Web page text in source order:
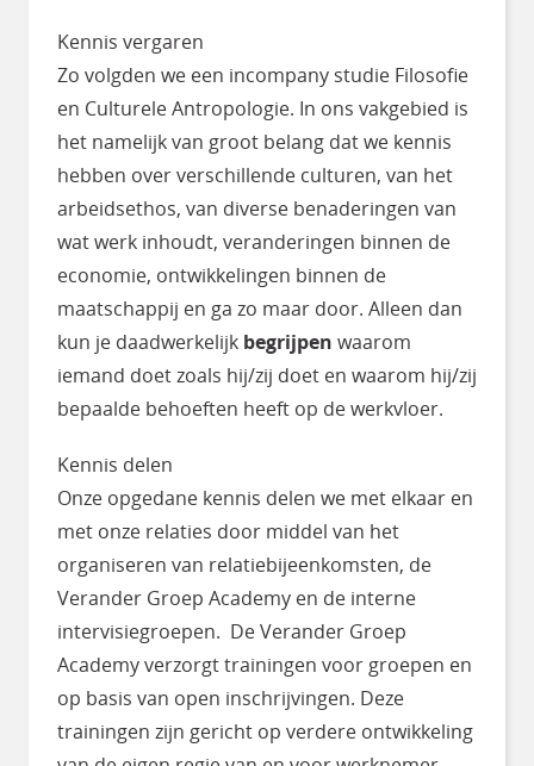
Kennis vergaren
Zo volgden we een incompany studie Filosofie
en Culturele Antropologie. In ons vakgebied is
het namelijk van groot belang dat we kennis
hebben over verschillende culturen, van het
arbeidsethos, van diverse benaderingen van
wat werk inhoudt, veranderingen binnen de
economie, ontwikkelingen binnen de
maatschappij en ga zo maar door. Alleen dan
kun je daadwerkelijk begrijpen waarom
iemand doet zoals hij/zij doet en waarom hij/zij
bepaalde behoeften heeft op de werkvloer.
Kennis delen
Onze opgedane kennis delen we met elkaar en
met onze relaties door middel van het
organiseren van relatiebijeenkomsten, de
Verander Groep Academy en de interne
intervisiegroepen. De Verander Groep
Academy verzorgt trainingen voor groepen en
op basis van open inschrijvingen. Deze
trainingen zijn gericht op verdere ontwikkeling